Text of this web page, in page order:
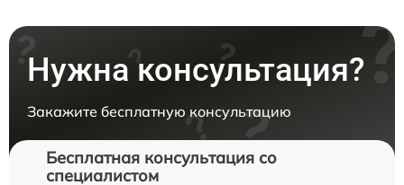
Нужна консультация?
Закажите бесплатную консультацию
Бесплатная консультация со
специалистом